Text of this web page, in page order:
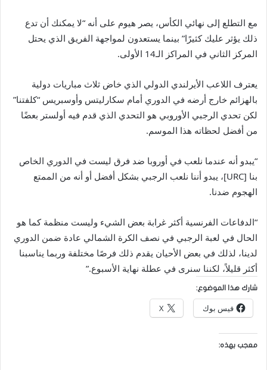
مع التطلع إلى نهائي الكأس، يصر هيوم على أنه “لا يمكنك أن تدع
ذلك يؤثر عليك كثيرًا” بينما يستعدون لمواجهة الفريق الذي يحتل
المركز الثاني في المراكز الـ14 الأولى.
يعترف اللاعب الأيرلندي الدولي الذي خاض ثلاث مباريات دولية
بالهزائم خارج أرضه في الدوري أمام سكارليتس وأوسبريس “كلفتنا”
لكن تحدي الرجبي الأوروبي هو التحدي الذي قدم فيه أولستر بعضًا
من أفضل لحظاته هذا الموسم.
“يبدو أنه عندما نلعب في أوروبا ضد فرق ليست في الدوري الخاص
بنا [URC]، يبدو أننا نلعب الرجبي بشكل أفضل أو أنه من الممتع
الهجوم ضدنا.
“الدفاعات الفرنسية أكثر غرابة بعض الشيء وليست منظمة كما هو
الحال في لعبة الرجبي في نصف الكرة الشمالي عادة ضمن الدوري
لدينا، لذلك في بعض الأحيان يقدم ذلك فرصًا مختلفة وربما يناسبنا
أكثر قليلاً، لكننا سنرى في عطلة نهاية الأسبوع.”
شارك هذا الموضوع:
فيس بوك X
معجب بهذه: